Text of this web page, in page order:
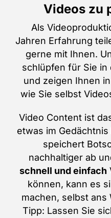
Videos zu
Als
Jahren Erfahrung
gerne mit Ihnen.
schlüpfen für Sie in
und zeigen Ihnen
wie Sie selbst
Video Content ist
etwas im
speichert
nachhaltiger ab
schnell und einfach
können, kann es
machen, selbst ans
Tipp: Lassen Sie